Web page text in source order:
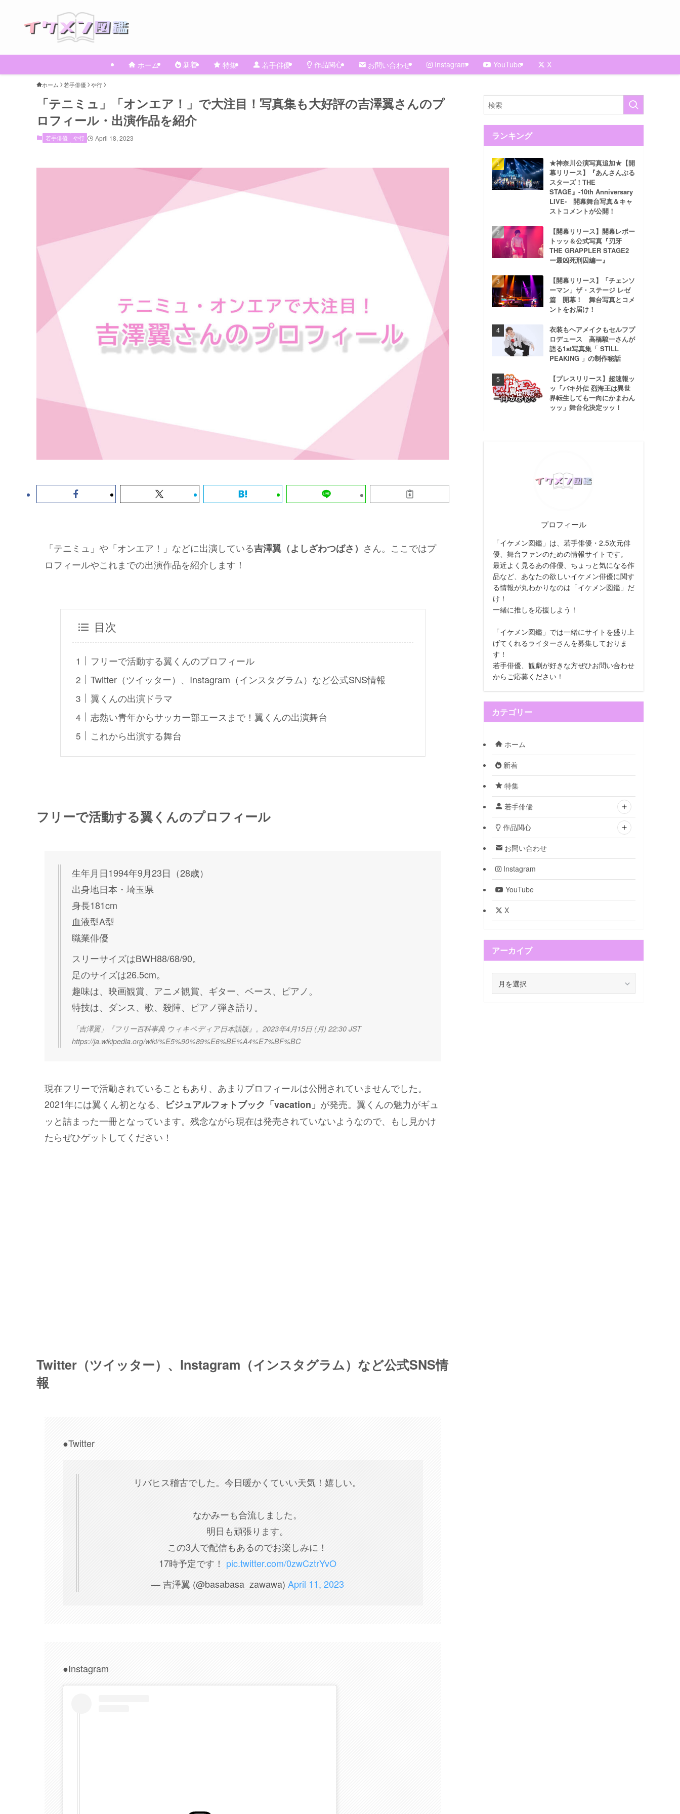
ホーム 新着 特集 若手俳優 作品関心 お問い合わせ Instagram YouTube X
ホーム 若手俳優 や行
「テニミュ」「オンエア！」で大注目！写真集も大好評の吉澤翼さんのプ
ロフィール・出演作品を紹介
若手俳優 や行 April 18, 2023
「テニミュ」や「オンエア！」などに出演している吉澤翼（よしざわつばさ） さん。ここではプ
ロフィールやこれまでの出演作品を紹介します！
目次
フリーで活動する翼くんのプロフィール
Twitter（ツイッター）、Instagram（インスタグラム）など公式SNS情報
翼くんの出演ドラマ
志熱い青年からサッカー部エースまで！翼くんの出演舞台
これから出演する舞台
フリーで活動する翼くんのプロフィール
生年月日1994年9月23日（28歳）
出身地日本・埼玉県
身長181cm
血液型A型
職業俳優
スリーサイズはBWH88/68/90。
足のサイズは26.5cm。
趣味は、映画観賞、アニメ観賞、ギター、ベース、ピアノ。
特技は、ダンス、歌、殺陣、ピアノ弾き語り。
「吉澤翼」『フリー百科事典 ウィキペディア日本語版』。2023年4月15日 (月) 22:30 JST
https://ja.wikipedia.org/wiki/%E5%90%89%E6%BE%A4%E7%BF%BC
現在フリーで活動されていることもあり、あまりプロフィールは公開されていませんでした。
2021年には翼くん初となる、
ビジュアルフォトブック「vacation」 が発売。翼くんの魅力がギュ
ッと詰まった一冊となっています。残念ながら現在は発売されていないようなので、もし見かけ
たらぜひゲットしてください！
Twitter（ツイッター）、Instagram（インスタグラム）など公式SNS情
報
●Twitter
リバヒス稽古でした。今日暖かくていい天気！嬉しい。
なかみーも合流しました。
明日も頑張ります。
この3人で配信もあるのでお楽しみに！
17時予定です！ pic.twitter.com/0zwCztrYvO
— 吉澤翼 (@basabasa_zawawa) April 11, 2023
●Instagram
ランキング
★神奈川公演写真追加★【開
幕リリース】『あんさんぶる
スターズ！THE
STAGE』-10th Anniversary
LIVE- 開幕舞台写真＆キャ
ストコメントが公開！
【開幕リリース】開幕レポー
トッッ＆公式写真『刃牙
THE GRAPPLER STAGE2
ー最凶死刑囚編ー』
【開幕リリース】「チェンソ
ーマン」ザ・ステージ レゼ
篇 開幕！ 舞台写真とコメ
ントをお届け！
衣装もヘアメイクもセルフプ
ロデュース 高橋駿一さんが
語る1st写真集「 STILL
PEAKING 」の制作秘話
【プレスリリース】超速報ッ
ッ「バキ外伝 烈海王は異世
界転生しても一向にかまわん
ッッ」舞台化決定ッッ！
プロフィール
「イケメン図鑑」は、若手俳優・2.5次元俳
優、舞台ファンのための情報サイトです。
最近よく見るあの俳優、ちょっと気になる作
品など、あなたの欲しいイケメン俳優に関す
る情報が丸わかりなのは「イケメン図鑑」だ
け！
一緒に推しを応援しよう！
「イケメン図鑑」では一緒にサイトを盛り上
げてくれるライターさんを募集しておりま
す！
若手俳優、観劇が好きな方ぜひお問い合わせ
からご応募ください！
カテゴリー
ホーム
新着
特集
若手俳優
作品関心
お問い合わせ
Instagram
YouTube
X
アーカイブ